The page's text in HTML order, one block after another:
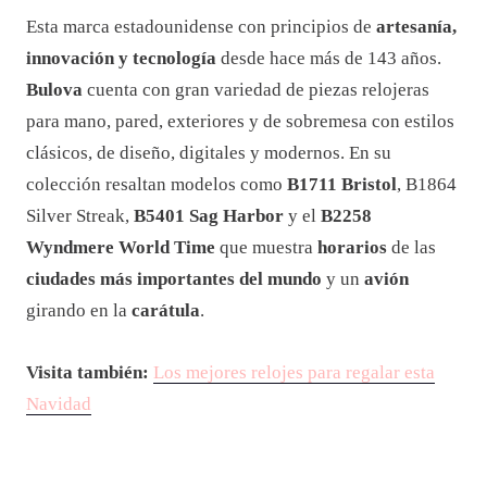
Esta marca estadounidense con principios de artesanía,
innovación y tecnología desde hace más de 143 años.
Bulova cuenta con gran variedad de piezas relojeras
para mano, pared, exteriores y de sobremesa con estilos
clásicos, de diseño, digitales y modernos. En su
colección resaltan modelos como B1711 Bristol, B1864
Silver Streak, B5401 Sag Harbor y el B2258
Wyndmere World Time que muestra horarios de las
ciudades más importantes del mundo y un avión
girando en la carátula.
Visita también: Los mejores relojes para regalar esta
Navidad